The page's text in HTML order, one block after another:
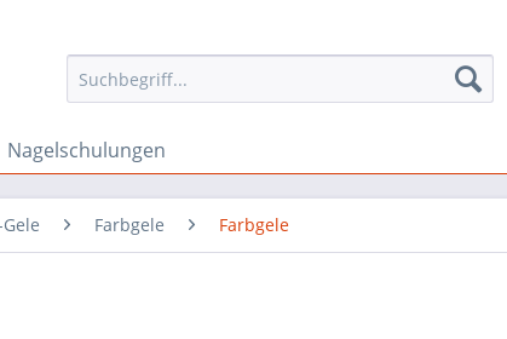
Nagelschulungen
Gele Farbgele Farbgele